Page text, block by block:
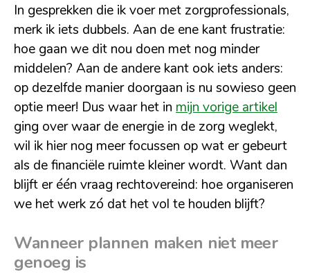
In gesprekken die ik voer met zorgprofessionals,
merk ik iets dubbels. Aan de ene kant frustratie:
hoe gaan we dit nou doen met nog minder
middelen? Aan de andere kant ook iets anders:
op dezelfde manier doorgaan is nu sowieso geen
optie meer! Dus waar het in mijn vorige artikel
ging over waar de energie in de zorg weglekt,
wil ik hier nog meer focussen op wat er gebeurt
als de financiële ruimte kleiner wordt. Want dan
blijft er één vraag rechtovereind: hoe organiseren
we het werk zó dat het vol te houden blijft?
Wanneer plannen maken niet meer
genoeg is